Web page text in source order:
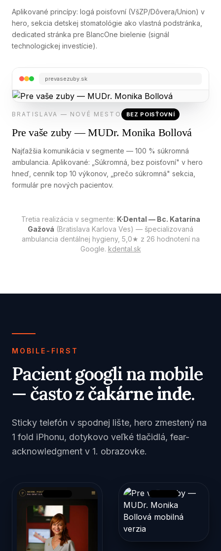
Aplikované princípy: logá poisťovní (VšZP/Dôvera/Union) v
hero, sekcia detskej stomatológie ako vlastná podstránka,
dedicated stránka pre BlancOne bielenie (signál
technologickej investície).
prevasezuby.sk
BRATISLAVA — NOVÉ MESTO BEZ POISŤOVNÍ
Pre vaše zuby — MUDr. Monika Bollová
Najťažšia komunikácia v segmente — 100 % súkromná
ambulancia. Aplikované: „Súkromná, bez poisťovní" v hero
hneď, cenník top 10 výkonov, „prečo súkromná" sekcia,
formulár pre nových pacientov.
Tretia realizácia v segmente: K·Dental — Bc. Katarína
Gažová (Bratislava Karlova Ves) — špecializovaná
ambulancia dentálnej hygieny, 5,0★ z 26 hodnotení na
Google. kdental.sk
MOBILE-FIRST
Pacient googli na mobile
— častoz čakárne inde.
Sticky telefón v spodnej lište, hero zmestený na
1 fold iPhonu, dotykovo veľké tlačidlá, fear-
acknowledgment v 1. obrazovke.